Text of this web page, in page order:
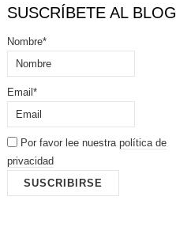
SUSCRÍBETE AL BLOG
Nombre*
Email*
Por favor lee nuestra política de
privacidad